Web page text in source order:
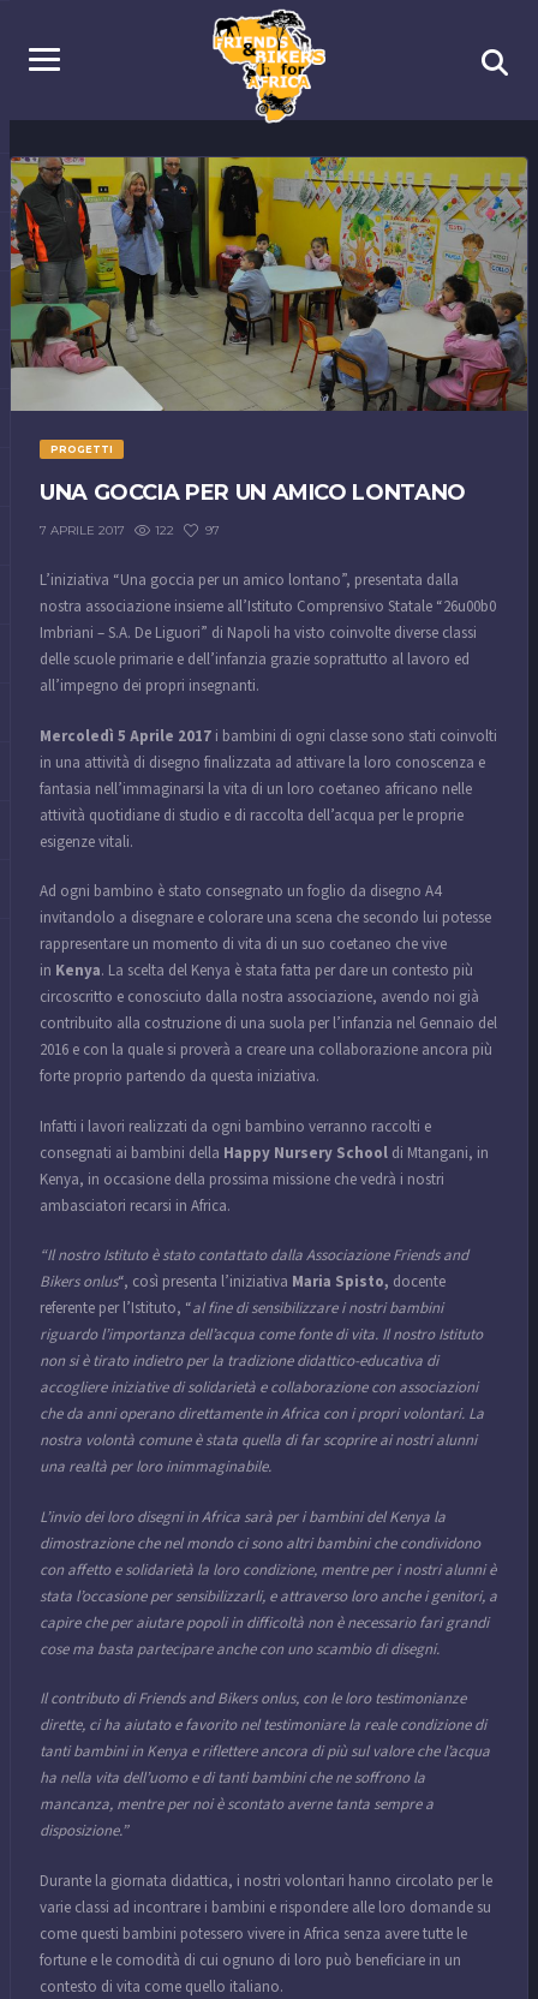
PROGETTI
UNA GOCCIA PER UN AMICO LONTANO
7 APRILE 2017 122 97
L’iniziativa “Una goccia per un amico lontano”, presentata dalla
nostra associazione insieme all’Istituto Comprensivo Statale “26u00b0
Imbriani – S.A. De Liguori” di Napoli ha visto coinvolte diverse classi
delle scuole primarie e dell’infanzia grazie soprattutto al lavoro ed
all’impegno dei propri insegnanti.
Mercoledì 5 Aprile 2017 i bambini di ogni classe sono stati coinvolti
in una attività di disegno finalizzata ad attivare la loro conoscenza e
fantasia nell’immaginarsi la vita di un loro coetaneo africano nelle
attività quotidiane di studio e di raccolta dell’acqua per le proprie
esigenze vitali.
Ad ogni bambino è stato consegnato un foglio da disegno A4
invitandolo a disegnare e colorare una scena che secondo lui potesse
rappresentare un momento di vita di un suo coetaneo che vive
in Kenya. La scelta del Kenya è stata fatta per dare un contesto più
circoscritto e conosciuto dalla nostra associazione, avendo noi già
contribuito alla costruzione di una suola per l’infanzia nel Gennaio del
2016 e con la quale si proverà a creare una collaborazione ancora più
forte proprio partendo da questa iniziativa.
Infatti i lavori realizzati da ogni bambino verranno raccolti e
consegnati ai bambini della Happy Nursery School di Mtangani, in
Kenya, in occasione della prossima missione che vedrà i nostri
ambasciatori recarsi in Africa.
“Il nostro Istituto è stato contattato dalla Associazione Friends and
Bikers onlus“, così presenta l’iniziativa Maria Spisto, docente
referente per l’Istituto, “al fine di sensibilizzare i nostri bambini
riguardo l’importanza dell’acqua come fonte di vita. Il nostro Istituto
non si è tirato indietro per la tradizione didattico-educativa di
accogliere iniziative di solidarietà e collaborazione con associazioni
che da anni operano direttamente in Africa con i propri volontari. La
nostra volontà comune è stata quella di far scoprire ai nostri alunni
una realtà per loro inimmaginabile.
L’invio dei loro disegni in Africa sarà per i bambini del Kenya la
dimostrazione che nel mondo ci sono altri bambini che condividono
con affetto e solidarietà la loro condizione, mentre per i nostri alunni è
stata l’occasione per sensibilizzarli, e attraverso loro anche i genitori, a
capire che per aiutare popoli in difficoltà non è necessario fari grandi
cose ma basta partecipare anche con uno scambio di disegni.
Il contributo di Friends and Bikers onlus, con le loro testimonianze
dirette, ci ha aiutato e favorito nel testimoniare la reale condizione di
tanti bambini in Kenya e riflettere ancora di più sul valore che l’acqua
ha nella vita dell’uomo e di tanti bambini che ne soffrono la
mancanza, mentre per noi è scontato averne tanta sempre a
disposizione.”
Durante la giornata didattica, i nostri volontari hanno circolato per le
varie classi ad incontrare i bambini e rispondere alle loro domande su
come questi bambini potessero vivere in Africa senza avere tutte le
fortune e le comodità di cui ognuno di loro può beneficiare in un
contesto di vita come quello italiano.